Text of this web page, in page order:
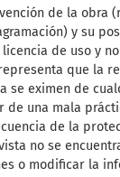
de la obra
y su
de uso y
que la
se eximen de
de una mala
de la
no se
o modificar la